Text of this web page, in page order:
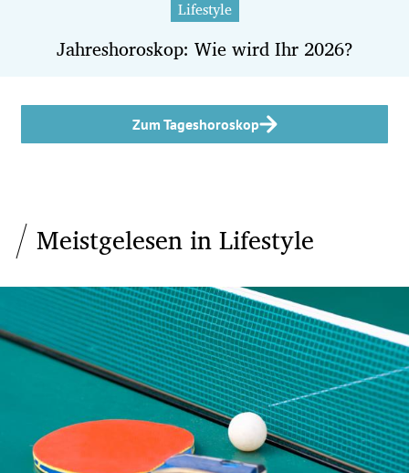
Lifestyle
Jahreshoroskop: Wie wird Ihr 2026?
Zum Tageshoroskop
Meistgelesen in Lifestyle